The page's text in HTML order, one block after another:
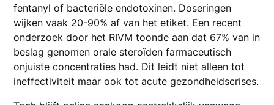
fentanyl of bacteriële endotoxinen. Doseringen
wijken vaak 20-90% af van het etiket. Een recent
onderzoek door het RIVM toonde aan dat 67% van in
beslag genomen orale steroïden farmaceutisch
onjuiste concentraties had. Dit leidt niet alleen tot
ineffectiviteit maar ook tot acute gezondheidscrises.